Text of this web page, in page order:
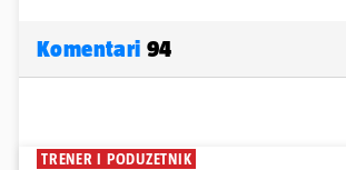
Komentari 94
TRENER I PODUZETNIK